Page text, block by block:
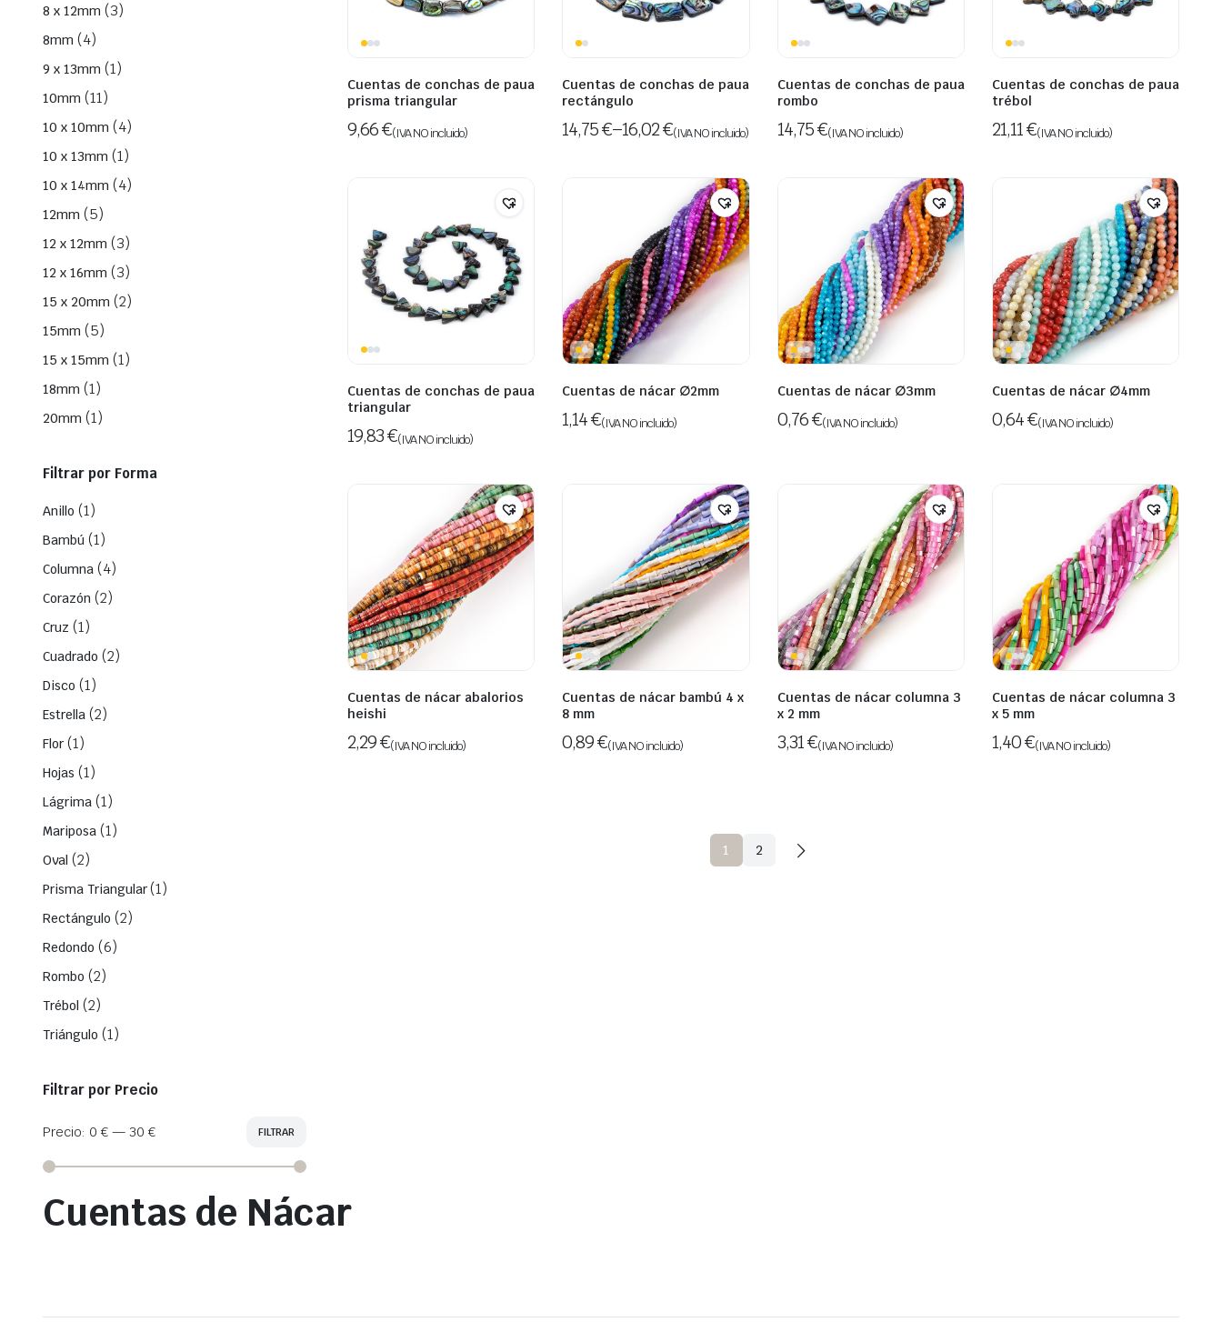
Cuentas de conchas de paua
prisma triangular
9,66€(IVA NO incluido)
Cuentas de conchas de paua
rectángulo
14,75€–16,02€(IVA NO incluido)
Cuentas de conchas de paua
rombo
14,75€(IVA NO incluido)
Cuentas de conchas de paua
trébol
21,11€(IVA NO incluido)
Cuentas de conchas de paua
triangular
19,83€(IVA NO incluido)
Cuentas de nácar ∅2mm
1,14€(IVA NO incluido)
Cuentas de nácar ∅3mm
0,76€(IVA NO incluido)
Cuentas de nácar ∅4mm
0,64€(IVA NO incluido)
Cuentas de nácar abalorios
heishi
2,29€(IVA NO incluido)
Cuentas de nácar bambú 4 x
8 mm
0,89€(IVA NO incluido)
Cuentas de nácar columna 3
x 2 mm
3,31€(IVA NO incluido)
Cuentas de nácar columna 3
x 5 mm
1,40€(IVA NO incluido)
1 2
8 x 12mm (3)
8mm (4)
9 x 13mm (1)
10mm (11)
10 x 10mm (4)
10 x 13mm (1)
10 x 14mm (4)
12mm (5)
12 x 12mm (3)
12 x 16mm (3)
15 x 20mm (2)
15mm (5)
15 x 15mm (1)
18mm (1)
20mm (1)
Filtrar por Forma
Anillo (1)
Bambú (1)
Columna (4)
Corazón (2)
Cruz (1)
Cuadrado (2)
Disco (1)
Estrella (2)
Flor (1)
Hojas (1)
Lágrima (1)
Mariposa (1)
Oval (2)
Prisma Triangular (1)
Rectángulo (2)
Redondo (6)
Rombo (2)
Trébol (2)
Triángulo (1)
Filtrar por Precio
FILTRAR
Precio: 0 €— 30 €
Cuentas de Nácar